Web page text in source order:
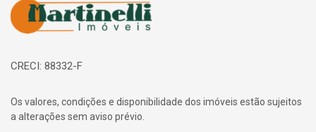
Página inicial
CRECI: 88332-F
Os valores, condições e disponibilidade dos imóveis estão sujeitos
a alterações sem aviso prévio.